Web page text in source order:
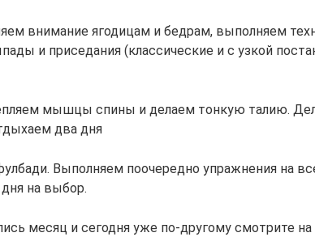
внимание ягодицам и бедрам, выполняем
и приседания (классические и с узкой
мышцы спины и делаем тонкую талию.
два дня
Выполняем поочередно упражнения на
на выбор.
месяц и сегодня уже по-другому смотрите на